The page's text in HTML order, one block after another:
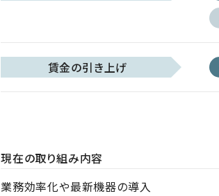
賃金の引き上げ
現在の取り組み内容
業務効率化や最新機器の導入